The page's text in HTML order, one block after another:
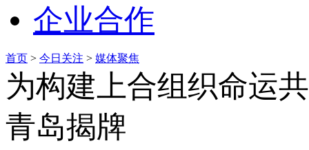
企业合作
首页 > 今日关注 > 媒体聚焦
为构建上合组织命运
青岛揭牌